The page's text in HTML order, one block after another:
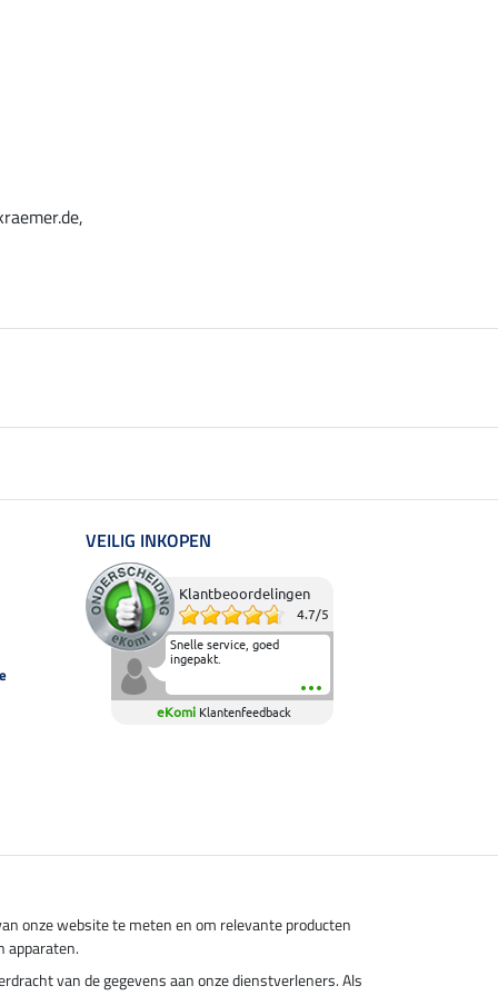
VEILIG INKOPEN
Klantbeoordelingen
4.7/5
Snelle service, goed
ingepakt.
eKomi Klantenfeedback
onze website te meten en om relevante producten
apparaten.
van de gegevens aan onze dienstverleners. Als